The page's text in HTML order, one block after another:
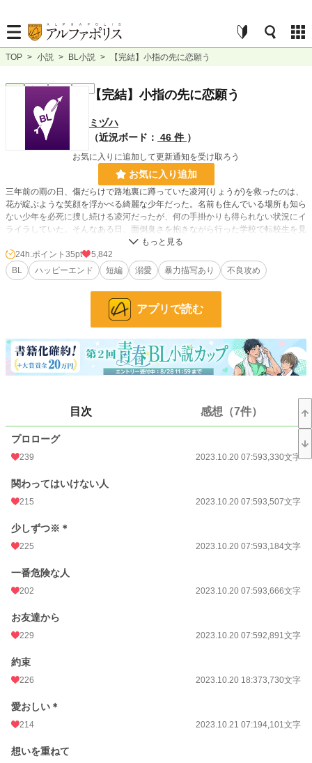
TOP > 小説 > BL小説 > 【完結】小指の先に恋願う
完結 短編 【完結】小指の先に恋願う
ミヅハ
（近況ボード： 46 件 ）
お気に入りに追加して更新通知を受け取ろう
お気に入り追加
三年前の雨の日、傷だらけで路地裏に蹲っていた凌河(りょうが)を救ったのは、
花が綻ぶような笑顔を浮かべる綺麗な少年だった。名前も住んでいる場所も知ら
ない少年を必死に捜し続ける凌河だったが、何の手掛かりも得られない状況にイ
ライラしていた。そんなある日、面倒臭さを抱きながら行った学校で転校生を見
掛ける。目が合い、微笑む青年には少年の面影があり──。
美形不良攻め×美人受け。
攻め視点と受け視点が交互に進みます。
「」付きの性的描写ありには、軽いものでも※をつけています。
暴力表現ありには＊をつけています。
小説 19,521 位 / 228,589 件
24h.ポイント
初回完結日時
週間ポイント 402 pt (16,744 位)
月間ポイント
年間ポイント
累計ポイント
24h.ポイント 35pt
5,842
BL
ハッピーエンド 短編 溺愛 暴力描写あり 不良攻め
アプリで読む
目次 感想（7件）
プロローグ
239 2023.10.20 07:593,330文字
関わってはいけない人
215 2023.10.20 07:593,507文字
少しずつ※＊
225 2023.10.20 07:593,184文字
一番危険な人
202 2023.10.20 07:593,666文字
お友達から
229 2023.10.20 07:592,891文字
約束
226 2023.10.20 18:373,730文字
愛おしい＊
214 2023.10.21 07:194,101文字
想いを重ねて